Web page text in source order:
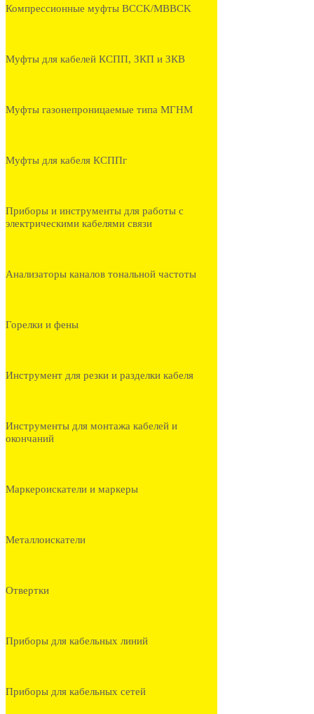
Компрессионные муфты BCCK/MBBCK
Муфты для кабелей КСПП, ЗКП и ЗКВ
Муфты газонепроницаемые типа МГНМ
Муфты для кабеля КСППг
Приборы и инструменты для работы с
электрическими кабелями связи
Анализаторы каналов тональной частоты
Горелки и фены
Инструмент для резки и разделки кабеля
Инструменты для монтажа кабелей и
окончаний
Маркероискатели и маркеры
Металлоискатели
Отвертки
Приборы для кабельных линий
Приборы для кабельных сетей